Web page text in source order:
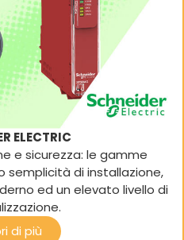
ELECTRIC
e sicurezza: le gamme
semplicità di installazione,
ed un elevato livello di
di più